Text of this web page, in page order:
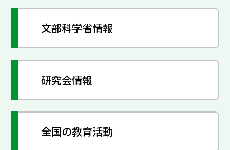
文部科学省情報
研究会情報
全国の教育活動